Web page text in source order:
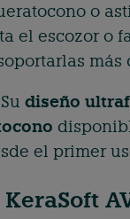
o
el escozor
más
diseño
el primer